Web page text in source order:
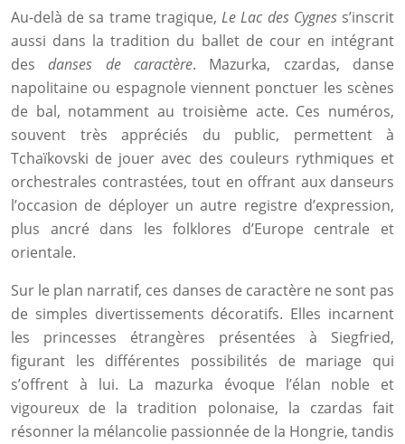
Au-delà de sa trame tragique,Le Lac des Cygness’inscrit
aussi dans la tradition du ballet de cour en intégrant
desdanses de caractère. Mazurka, czardas, danse
napolitaine ou espagnole viennent ponctuer les scènes
de bal, notamment au troisième acte. Ces numéros,
souvent très appréciés du public, permettent à
Tchaïkovski de jouer avec des couleurs rythmiques et
orchestrales contrastées, tout en offrant aux danseurs
l’occasion de déployer un autre registre d’expression,
plus ancré dans les folklores d’Europe centrale et
orientale.
Sur le plan narratif, ces danses de caractère ne sont pas
de simples divertissements décoratifs. Elles incarnent
les princesses étrangères présentées à Siegfried,
figurant les différentes possibilités de mariage qui
s’offrent à lui. La mazurka évoque l’élan noble et
vigoureux de la tradition polonaise, la czardas fait
résonner la mélancolie passionnée de la Hongrie, tandis